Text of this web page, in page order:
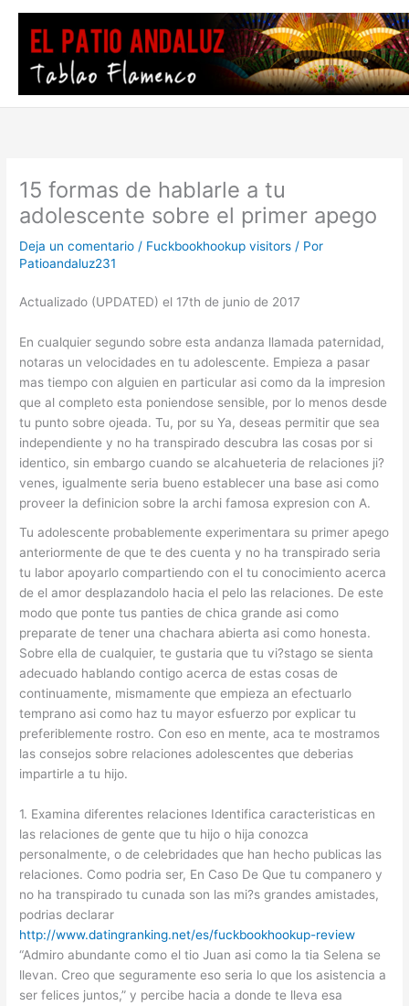
contenido
15 formas de hablarle a tu
adolescente sobre el primer apego
Deja un comentario / Fuckbookhookup visitors / Por
Patioandaluz231
Actualizado (UPDATED) el 17th de junio de 2017
En cualquier segundo sobre esta andanza llamada paternidad,
notaras un velocidades en tu adolescente. Empieza a pasar
mas tiempo con alguien en particular asi­ como da la impresion
que al completo esta poniendose sensible, por lo menos desde
tu punto sobre ojeada. Tu, por su Ya, deseas permitir que sea
independiente y no ha transpirado descubra las cosas por si
identico, sin embargo cuando se alcahueteria de relaciones ji?
venes, igualmente seri­a bueno establecer una base asi­ como
proveer la definicion sobre la archi famosa expresion con A.
Tu adolescente probablemente experimentara su primer apego
anteriormente de que te des cuenta y no ha transpirado seri­a
tu labor apoyarlo compartiendo con el tu conocimiento acerca
de el amor desplazandolo hacia el pelo las relaciones. De este
modo que ponte tus panties de chica grande asi­ como
preparate de tener una chachara abierta asi­ como honesta.
Sobre ella de cualquier, te gustaria que tu vi?stago se sienta
adecuado hablando contigo acerca de estas cosas de
continuamente, mismamente que empieza an efectuarlo
temprano asi­ como haz tu mayor esfuerzo por explicar tu
preferiblemente rostro. Con eso en mente, aca te mostramos
las consejos sobre relaciones adolescentes que deberias
impartirle a tu hijo.
1. Examina diferentes relaciones Identifica caracteristicas en
las relaciones de gente que tu hijo o hija conozca
personalmente, o de celebridades que han hecho publicas las
relaciones. Como podri­a ser, En Caso De Que tu companero y
no ha transpirado tu cunada son las mi?s grandes amistades,
podrias declarar
http://www.datingranking.net/es/fuckbookhookup-review
“Admiro abundante como el tio Juan asi­ como la tia Selena se
llevan. Creo que seguramente eso seri­a lo que los asistencia a
ser felices juntos,” y percibe hacia a donde te lleva esa